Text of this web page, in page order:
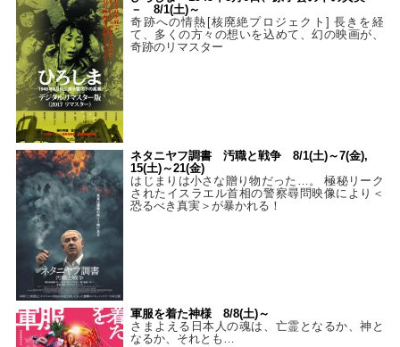
－ 8/1(土)～
奇跡への情熱[核廃絶プロジェクト] 長きを経
て、多くの方々の想いを込めて、幻の映画が、
奇跡のリマスター
ネタニヤフ調書 汚職と戦争 8/1(土)～7(金),
15(土)～21(金)
はじまりは小さな贈り物だった…。 極秘リーク
されたイスラエル首相の警察尋問映像により＜
恐るべき真実＞が暴かれる！
軍服を着た神様 8/8(土)～
さまよえる日本人の魂は、亡霊となるか、神と
なるか、それとも…